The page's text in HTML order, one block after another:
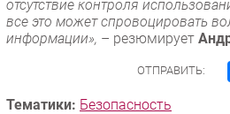
отсутствие контроля
все это может спровоцировать
информации», – резюмирует
ОТПРАВИТЬ:
Тематики: Безопасность